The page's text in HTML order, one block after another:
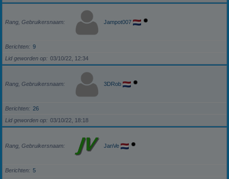
Rang, Gebruikersnaam Jampot007
Berichten
9
Lid geworden op
03/10/22, 12:34
Rang, Gebruikersnaam 3DRob
Berichten
26
Lid geworden op
03/10/22, 18:18
Rang, Gebruikersnaam JanVe
Berichten
5